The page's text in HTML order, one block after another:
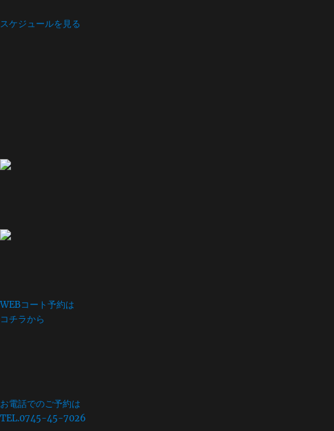
スケジュールを見る
WEBコート予約は
コチラから
お電話でのご予約は
TEL.0745-45-7026